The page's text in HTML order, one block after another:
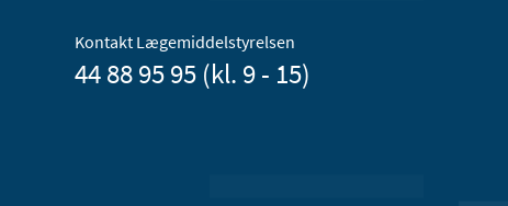
Kontakt Lægemiddelstyrelsen
44 88 95 95 (kl. 9 - 15)